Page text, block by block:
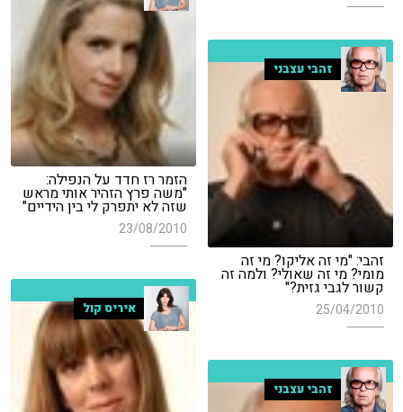
הזמר רז חדד על הנפילה:
"משה פרץ הזהיר אותי מראש
שזה לא יתפרק לי בין הידיים"
23/08/2010
זהבי עצבני
זהבי: "מי זה אליקו? מי זה
מומי? מי זה שאולי? ולמה זה
קשור לגבי גזית?"
25/04/2010 איריס קול
זהבי עצבני